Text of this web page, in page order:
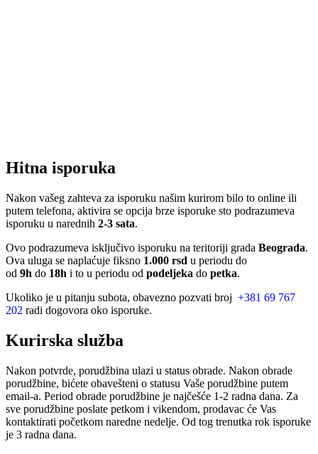
Hitna isporuka
Nakon vašeg zahteva za isporuku našim kurirom bilo to online ili
putem telefona, aktivira se opcija brze isporuke sto podrazumeva
isporuku u narednih 2-3 sata.
Ovo podrazumeva isključivo isporuku na teritoriji grada Beograda.
Ova uluga se naplaćuje fiksno 1.000 rsd u periodu do
od 9h do 18h i to u periodu od podeljeka do petka.
Ukoliko je u pitanju subota, obavezno pozvati broj +381 69 767
202 radi dogovora oko isporuke.
Kurirska služba
Nakon potvrde, porudžbina ulazi u status obrade. Nakon obrade
porudžbine, bićete obavešteni o statusu Vaše porudžbine putem
email-a. Period obrade porudžbine je najčešće 1-2 radna dana. Za
sve porudžbine poslate petkom i vikendom, prodavac će Vas
kontaktirati početkom naredne nedelje. Od tog trenutka rok isporuke
je 3 radna dana.